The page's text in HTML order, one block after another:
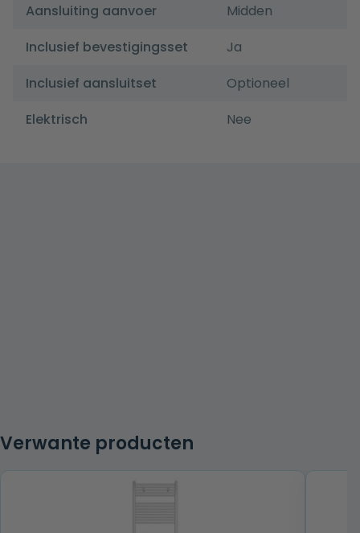
Aansluiting aanvoer
Midden
Inclusief bevestigingsset
Ja
Inclusief aansluitset
Optioneel
Elektrisch
Nee
Verwante producten